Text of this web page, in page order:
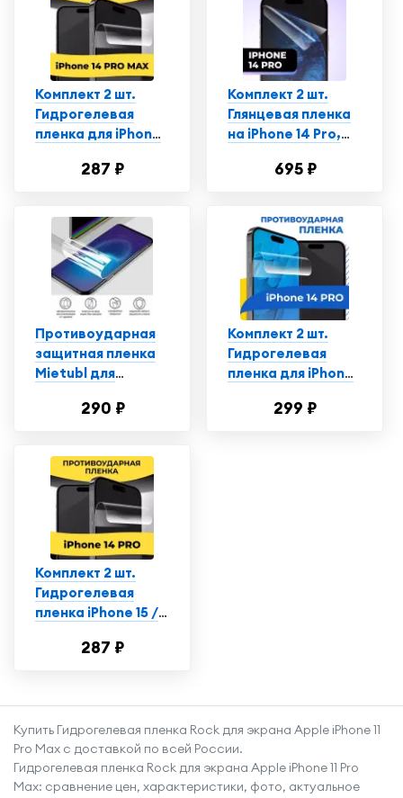
Комплект 2 шт.
Гидрогелевая
пленка для iPhone
глянцевая,
пленка-стекло на
Эпл Айфон 14 Про
Макс
287 ₽
Комплект 2 шт.
Глянцевая пленка
на iPhone 14 Pro,
защитная пленка
695 ₽
Противоударная
защитная пленка
Mietubl для
14 Про / iPhone 14
290 ₽
Комплект 2 шт.
Гидрогелевая
пленка для iPhone
пленка на Айфон
299 ₽
Комплект 2 шт.
Гидрогелевая
пленка iPhone 15 /
полиуретановая
287 ₽
Купить Гидрогелевая пленка Rock для экрана Apple iPhone 11
Pro Max с доставкой по всей России.
Гидрогелевая пленка Rock для экрана Apple iPhone 11 Pro
Max: сравнение цен, характеристики, фото, актуальное